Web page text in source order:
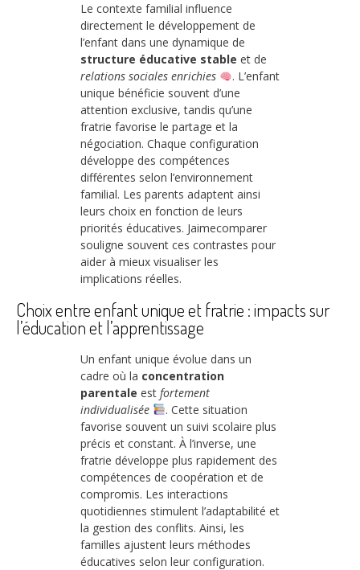
Le contexte familial influence
directement le développement de
l’enfant dans une dynamique de
structure éducative stable et de
relations sociales enrichies
. L’enfant
unique bénéficie souvent d’une
attention exclusive, tandis qu’une
fratrie favorise le partage et la
négociation. Chaque configuration
développe des compétences
différentes selon l’environnement
familial. Les parents adaptent ainsi
leurs choix en fonction de leurs
priorités éducatives. Jaimecomparer
souligne souvent ces contrastes pour
aider à mieux visualiser les
implications réelles.
Choix entre enfant unique et fratrie : impacts sur
l’éducation et l’apprentissage
Un enfant unique évolue dans un
cadre où la concentration
parentale est fortement
individualisée
. Cette situation
favorise souvent un suivi scolaire plus
précis et constant. À l’inverse, une
fratrie développe plus rapidement des
compétences de coopération et de
compromis. Les interactions
quotidiennes stimulent l’adaptabilité et
la gestion des conflits. Ainsi, les
familles ajustent leurs méthodes
éducatives selon leur configuration.